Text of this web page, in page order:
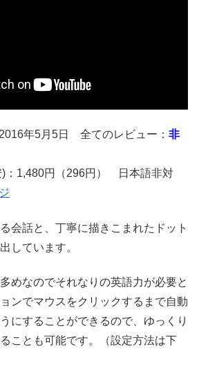
年5月5日 全てのレビュー： 非
)：1,480円（296円） 日本語非対
会話と、丁寧に描きこまれたドット
しています。
めなのでそれなりの英語力が必要と
ンでマウスをクリックするまで自動
にすることができるので、ゆっくり
ことも可能です。（設定方法は下